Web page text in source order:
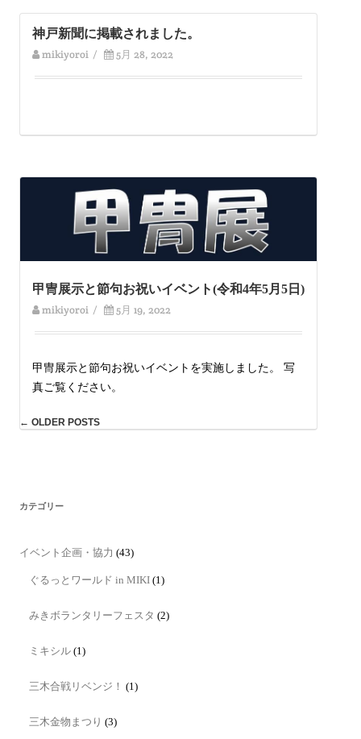
神戸新聞に掲載されました。
mikiyoroi / 5月 28, 2022
甲冑展示と節句お祝いイベント(令和4年5月5日)
mikiyoroi / 5月 19, 2022
甲冑展示と節句お祝いイベントを実施しました。 写
真ご覧ください。
← OLDER POSTS
カテゴリー
イベント企画・協力 (43)
ぐるっとワールド in MIKI (1)
みきボランタリーフェスタ (2)
ミキシル (1)
三木合戦リベンジ！ (1)
三木金物まつり (3)